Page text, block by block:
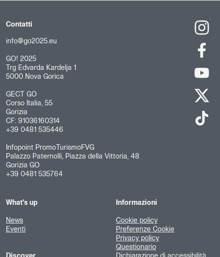
Contatti
info@go2025.eu
GO! 2025
Trg Edvarda Kardelja 1
5000 Nova Gorica
GECT GO
Corso Italia, 55
Gorizia
CF: 91036160314
+39 0481 535446
Infopoint PromoTurismoFVG
Palazzo Paternolli, Piazza della Vittoria, 48
Gorizia GO
+39 0481 535764
What's up
News
Eventi
Informazioni
Cookie policy
Preferenze Cookie
Privacy policy
Questionario